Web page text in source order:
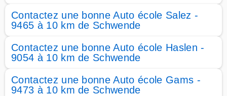
Contactez une bonne Auto école Salez -
9465 à 10 km de Schwende
Contactez une bonne Auto école Haslen -
9054 à 10 km de Schwende
Contactez une bonne Auto école Gams -
9473 à 10 km de Schwende